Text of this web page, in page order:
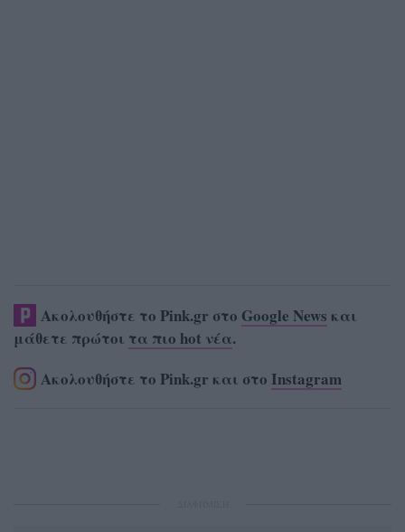
Ακολουθήστε το Pink.gr στο Google News και
μάθετε πρώτοι τα πιο hot νέα.
Ακολουθήστε το Pink.gr και στο Instagram